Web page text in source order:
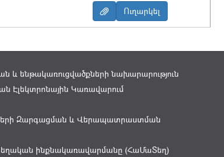
և ենթակառուցվածքների նախարարություն
Էլեկտրոնային Կառավարում
Զարգացման և Վերապատրաստման
ինքնակառավարմանը (ՀաՄաՏեղ)